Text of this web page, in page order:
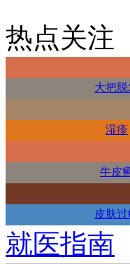
热点关注
大把
湿疹
牛皮
皮肤过
就医指南